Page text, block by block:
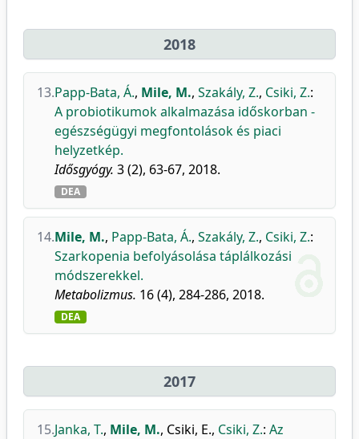
2018
13.Papp-Bata, Á., Mile, M., Szakály, Z., Csiki, Z.:
A probiotikumok alkalmazása időskorban -
egészségügyi megfontolások és piaci
helyzetkép.
Idősgyógy. 3 (2), 63-67, 2018.
DEA
14.Mile, M., Papp-Bata, Á., Szakály, Z., Csiki, Z.:
Szarkopenia befolyásolása táplálkozási
módszerekkel.
Metabolizmus. 16 (4), 284-286, 2018.
DEA
2017
15.Janka, T., Mile, M., Csiki, E., Csiki, Z.: Az